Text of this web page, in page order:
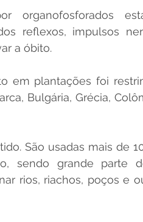
organofosforados
reflexos, impulsos
a óbito.
em plantações foi
Bulgária, Grécia,
São usadas mais de
sendo grande parte
rios, riachos, poços e